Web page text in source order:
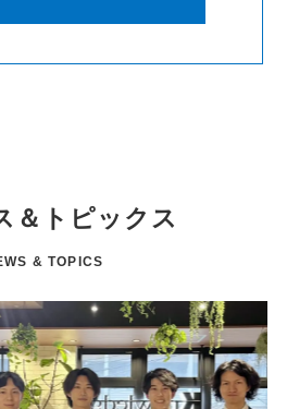
＆トピックス
& TOPICS